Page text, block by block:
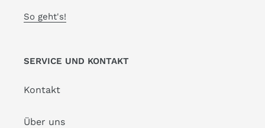
So geht's!
SERVICE UND KONTAKT
Kontakt
Über uns